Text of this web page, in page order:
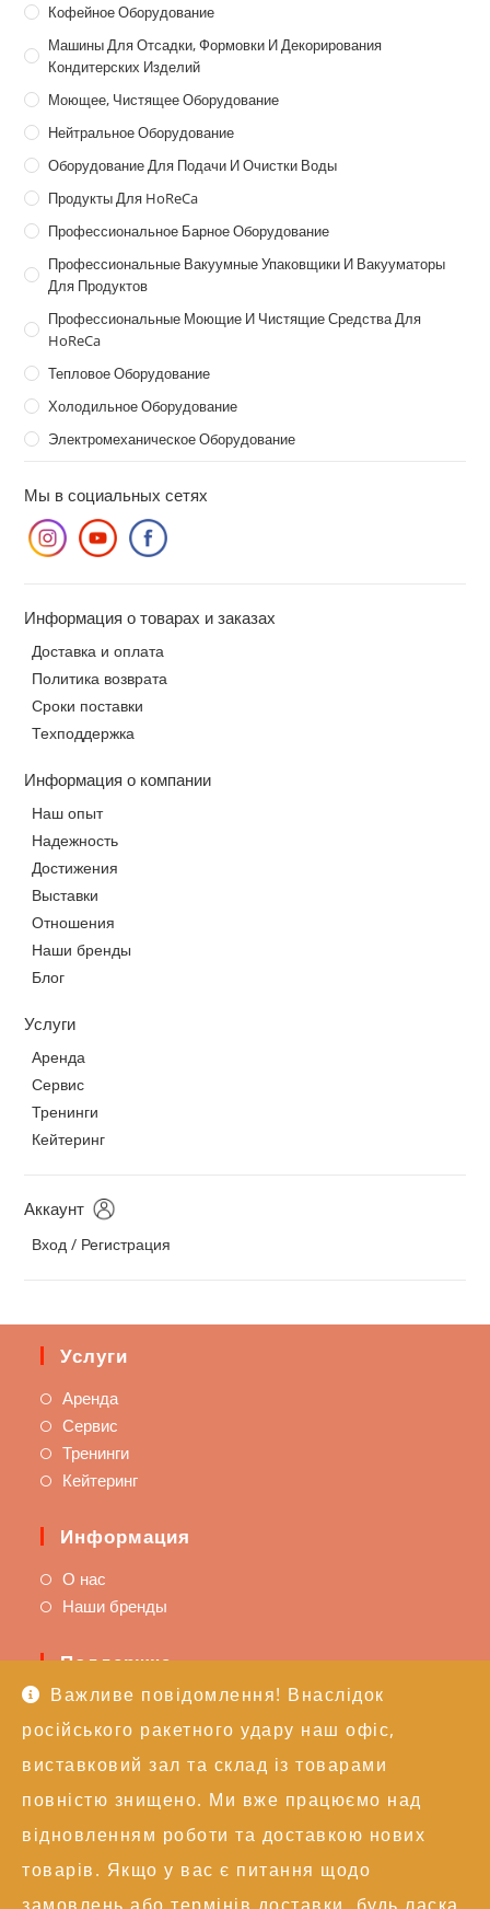
Важливе повідомлення! Внаслідок
російського ракетного удару наш офіс,
виставковий зал та склад із товарами
повністю знищено. Ми вже працюємо над
відновленням роботи та доставкою нових
товарів. Якщо у вас є питання щодо
Кофейное Оборудование
Машины Для Отсадки, Формовки И Декорирования
Кондитерских Изделий
Моющее, Чистящее Оборудование
Нейтральное Оборудование
Оборудование Для Подачи И Очистки Воды
Продукты Для HoReCa
Профессиональное Барное Оборудование
Профессиональные Вакуумные Упаковщики И Вакууматоры
Для Продуктов
Профессиональные Моющие И Чистящие Средства Для
HoReCa
Тепловое Оборудование
Холодильное Оборудование
Электромеханическое Оборудование
Мы в социальных сетях
Информация о товарах и заказах
Доставка и оплата
Политика возврата
Сроки поставки
Техподдержка
Информация о компании
Наш опыт
Надежность
Достижения
Выставки
Отношения
Наши бренды
Блог
Услуги
Аренда
Сервис
Тренинги
Кейтеринг
Аккаунт
Вход / Регистрация
Услуги
Аренда
Сервис
Тренинги
Кейтеринг
Информация
О нас
Наши бренды
Поддержка
Доставка и оплата
Политика возврата
Техподдержка
info@alexgroupe.com